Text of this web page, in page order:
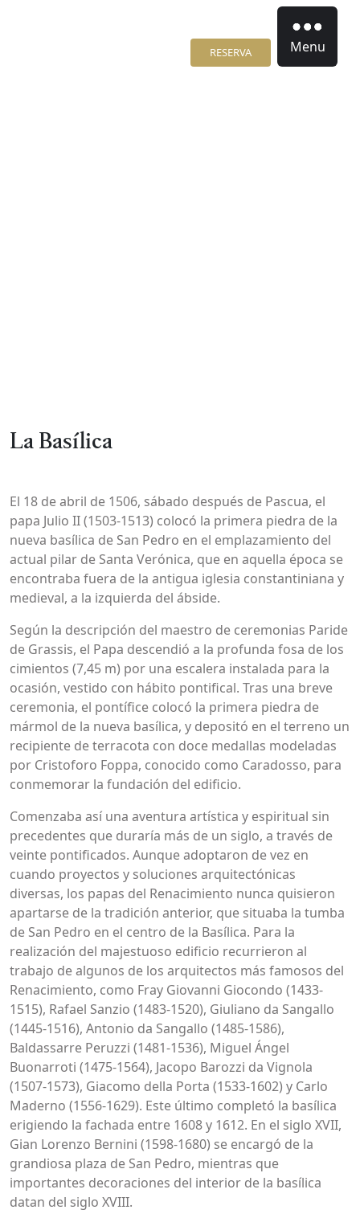
RESERVA Menu
La Basílica
El 18 de abril de 1506, sábado después de Pascua, el
papa Julio II (1503-1513) colocó la primera piedra de la
nueva basílica de San Pedro en el emplazamiento del
actual pilar de Santa Verónica, que en aquella época se
encontraba fuera de la antigua iglesia constantiniana y
medieval, a la izquierda del ábside.
Según la descripción del maestro de ceremonias Paride
de Grassis, el Papa descendió a la profunda fosa de los
cimientos (7,45 m) por una escalera instalada para la
ocasión, vestido con hábito pontifical. Tras una breve
ceremonia, el pontífice colocó la primera piedra de
mármol de la nueva basílica, y depositó en el terreno un
recipiente de terracota con doce medallas modeladas
por Cristoforo Foppa, conocido como Caradosso, para
conmemorar la fundación del edificio.
Comenzaba así una aventura artística y espiritual sin
precedentes que duraría más de un siglo, a través de
veinte pontificados. Aunque adoptaron de vez en
cuando proyectos y soluciones arquitectónicas
diversas, los papas del Renacimiento nunca quisieron
apartarse de la tradición anterior, que situaba la tumba
de San Pedro en el centro de la Basílica. Para la
realización del majestuoso edificio recurrieron al
trabajo de algunos de los arquitectos más famosos del
Renacimiento, como Fray Giovanni Giocondo (1433-
1515), Rafael Sanzio (1483-1520), Giuliano da Sangallo
(1445-1516), Antonio da Sangallo (1485-1586),
Baldassarre Peruzzi (1481-1536), Miguel Ángel
Buonarroti (1475-1564), Jacopo Barozzi da Vignola
(1507-1573), Giacomo della Porta (1533-1602) y Carlo
Maderno (1556-1629). Este último completó la basílica
erigiendo la fachada entre 1608 y 1612. En el siglo XVII,
Gian Lorenzo Bernini (1598-1680) se encargó de la
grandiosa plaza de San Pedro, mientras que
importantes decoraciones del interior de la basílica
datan del siglo XVIII.